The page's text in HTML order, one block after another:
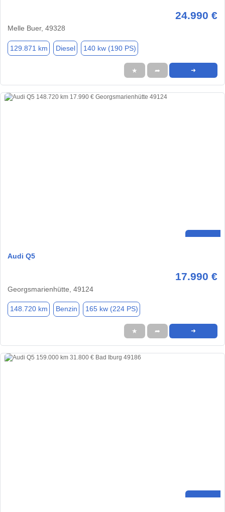
24.990 €
Melle Buer, 49328
129.871 km Diesel 140 kw (190 PS)
★ ➦ ➜
Audi Q5
17.990 €
Georgsmarienhütte, 49124
148.720 km Benzin 165 kw (224 PS)
★ ➦ ➜